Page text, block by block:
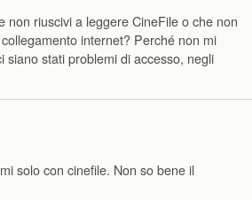
non riuscivi a leggere CineFile o che non
internet? Perché non mi
siano stati problemi di accesso, negli
solo con cinefile. Non so bene il